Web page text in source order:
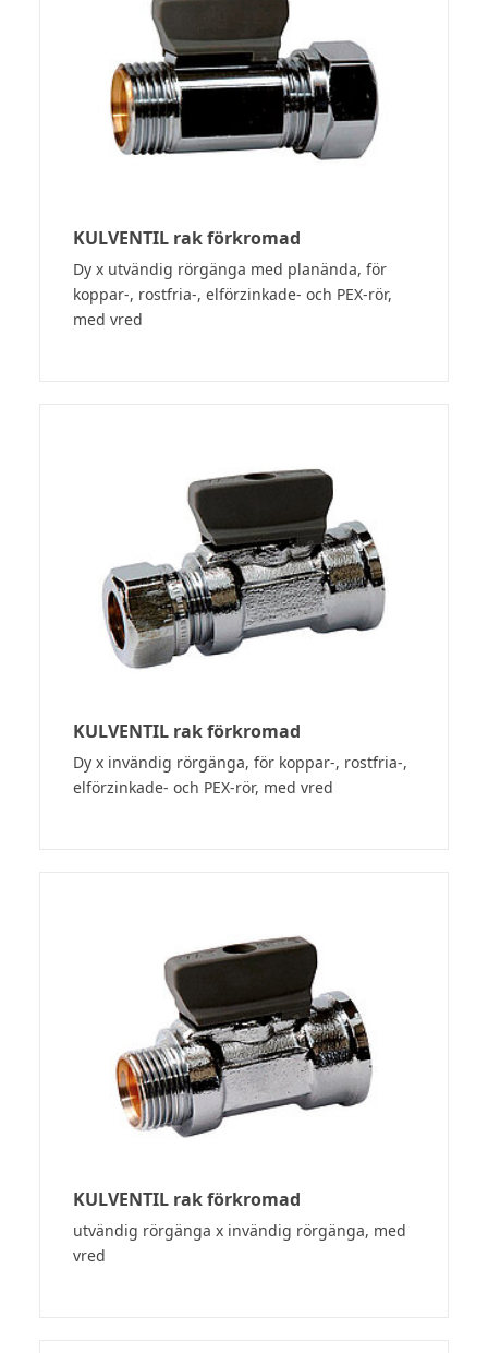
KULVENTIL rak förkromad
Dy x utvändig rörgänga med planända, för
koppar-, rostfria-, elförzinkade- och PEX-rör,
med vred
KULVENTIL rak förkromad
Dy x invändig rörgänga, för koppar-, rostfria-,
elförzinkade- och PEX-rör, med vred
KULVENTIL rak förkromad
utvändig rörgänga x invändig rörgänga, med
vred